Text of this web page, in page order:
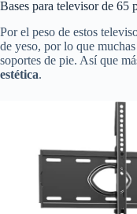
Bases para televisor de 65
Por el peso de estos
de yeso, por lo que
soportes de pie. Así que
estética.